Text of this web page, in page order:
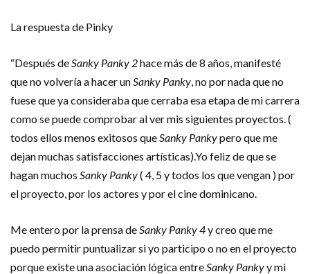
La respuesta de Pinky
“Después deSanky Panky 2hace más de 8 años, manifesté
que no volvería a hacer unSanky Panky, no por nada que no
fuese que ya consideraba que cerraba esa etapa de mi carrera
como se puede comprobar al ver mis siguientes proyectos. (
todos ellos menos exitosos queSanky Pankypero que me
dejan muchas satisfacciones artísticas).Yo feliz de que se
hagan muchos Sanky Panky( 4, 5 y todos los que vengan ) por
el proyecto, por los actores y por el cine dominicano.
Me entero por la prensa deSanky Panky 4y creo que me
puedo permitir puntualizar si yo participo o no en el proyecto
porque existe una asociación lógica entreSanky Pankyy mi